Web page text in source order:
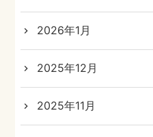
2026年1月
2025年12月
2025年11月